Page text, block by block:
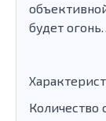
будет
Количество